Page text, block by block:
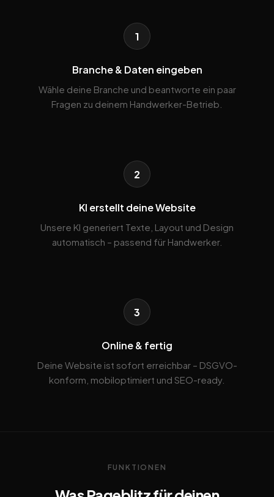
1
Branche & Daten eingeben
Wähle deine Branche und beantworte ein paar
Fragen zu deinem Handwerker-Betrieb.
2
KI erstellt deine Website
Unsere KI generiert Texte, Layout und Design
automatisch – passend für Handwerker.
3
Online & fertig
Deine Website ist sofort erreichbar – DSGVO-
konform, mobiloptimiert und SEO-ready.
FUNKTIONEN